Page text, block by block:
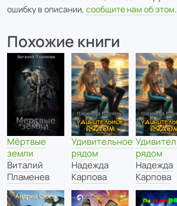
ошибку в описании, сообщите нам об этом.
Похожие книги
Мёртвые
земли
Виталий
Пламенев
Удивительное
рядом
Надежда
Карпова
рядом
Надежда
Карпова